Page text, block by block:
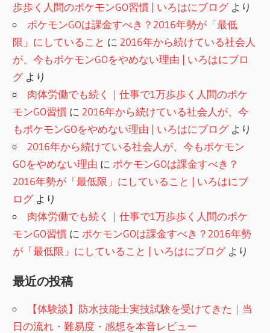
歩歩く人間のポケモンGO習慣 | いろはにブログより
ポケモンGOは課金すべき？2016年勢が「最低
限」にしていること に 2016年から続けている社会人
が、今もポケモンGOをやめない理由 | いろはにブロ
グより
肉体労働でも続く｜仕事で1万歩歩く人間のポケ
モンGO習慣 に 2016年から続けている社会人が、今
もポケモンGOをやめない理由 | いろはにブログより
2016年から続けている社会人が、今もポケモン
GOをやめない理由 にポケモンGOは課金すべき？
2016年勢が「最低限」にしていること | いろはにブ
ログより
肉体労働でも続く｜仕事で1万歩歩く人間のポケ
モンGO習慣 にポケモンGOは課金すべき？2016年勢
が「最低限」にしていること | いろはにブログより
最近の投稿
【体験談】防水技能士実技試験を受けてきた｜当
日の流れ・難易度・感想を本音レビュー